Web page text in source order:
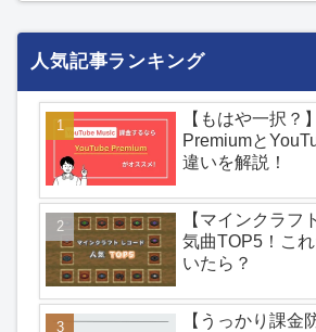
人気記事ランキング
【もはや一択？
Premiumと
違いを解説！
【マインクラフ
気曲TOP5！こ
いたら？
【うっかり課金